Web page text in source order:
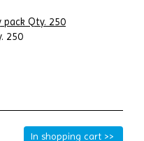
pack Qty. 250
250